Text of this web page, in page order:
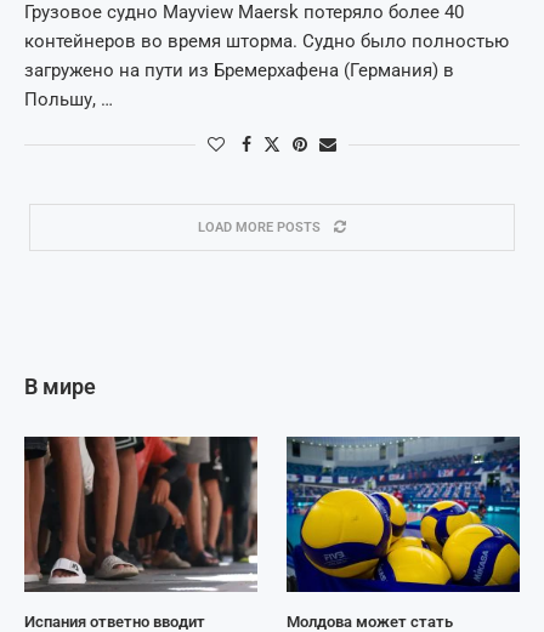
Грузовое судно Mayview Maersk потеряло более 40
контейнеров во время шторма. Судно было полностью
загружено на пути из Бремерхафена (Германия) в
Польшу, …
LOAD MORE POSTS
В мире
Испания ответно вводит
Молдова может стать